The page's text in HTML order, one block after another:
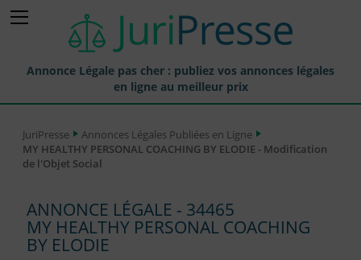
Annonce Légale pas cher : publiez vos annonces légales
en ligne au meilleur prix
Annonces Légales Publiées
Journaux Habilités (JAL) Annonces Légales
Départements pour la Publication d'Annonces Légales
JuriPresse
Annonces Légales Publiées en Ligne
MY HEALTHY PERSONAL COACHING BY ELODIE - Modification
de l'Objet Social
ANNONCE LÉGALE - 34465
MY HEALTHY PERSONAL COACHING
BY ELODIE